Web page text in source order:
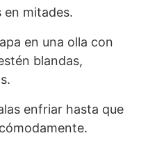
en mitades.
en una olla con
blandas,
enfriar hasta que